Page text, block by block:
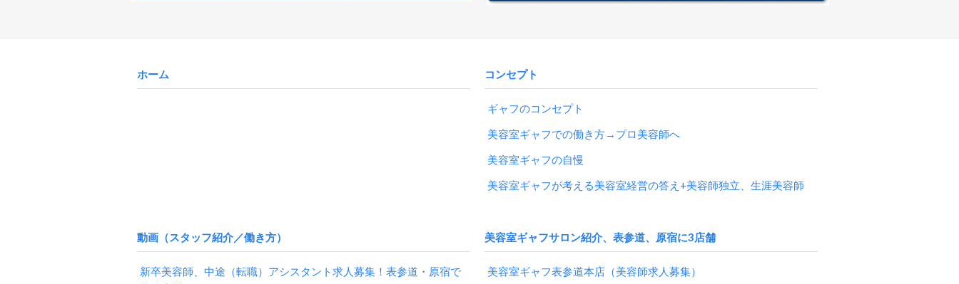
ホーム コンセプト
ギャフのコンセプト
美容室ギャフでの働き方→プロ美容師へ
美容室ギャフの自慢
美容室ギャフが考える美容室経営の答え+美容師独立、生涯美容師
動画（スタッフ紹介／働き方）
新卒美容師、中途（転職）アシスタント求人募集！表参道・原宿で
美容室ギャフサロン紹介、表参道、原宿に3店舗
美容室ギャフ表参道本店（美容師求人募集）